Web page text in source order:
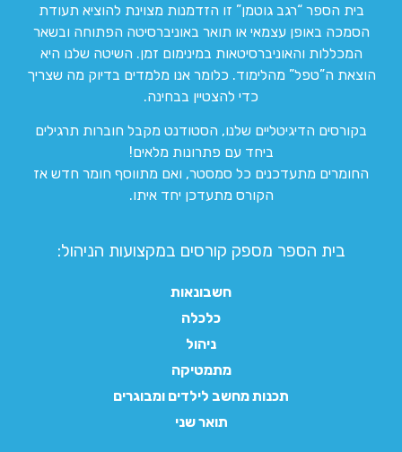
בית הספר “רגב גוטמן” זו הזדמנות מצוינת להוציא תעודת
הסמכה באופן עצמאי או תואר באוניברסיטה הפתוחה ובשאר
המכללות והאוניברסיטאות במינימום זמן. השיטה שלנו היא
הוצאת ה”טפל” מהלימוד. כלומר אנו מלמדים בדיוק מה שצריך
כדי להצטיין בבחינה.
בקורסים הדיגיטליים שלנו, הסטודנט מקבל חוברות תרגילים
ביחד עם פתרונות מלאים!
החומרים מתעדכנים כל סמסטר, ואם מתווסף חומר חדש אז
הקורס מתעדכן יחד איתו.
בית הספר מספק קורסים במקצועות הניהול:
חשבונאות
כלכלה
ניהול
מתמטיקה
תכנות מחשב לילדים ומבוגרים
תואר שני